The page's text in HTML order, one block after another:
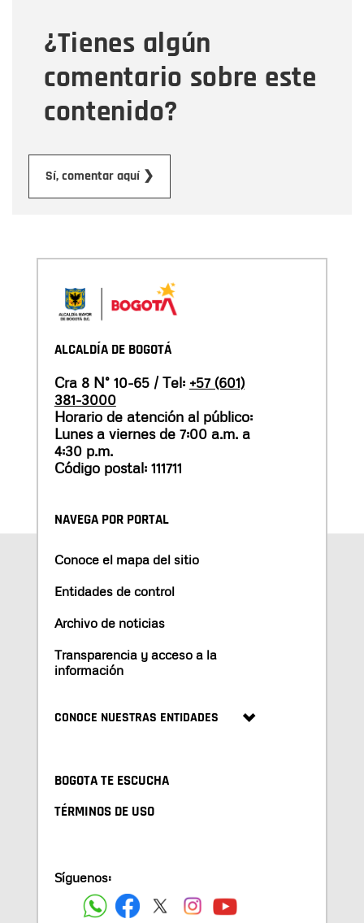
¿Tienes algún
comentario sobre este
contenido?
Sí, comentar aquí ❯
Mensaje
ALCALDÍA DE BOGOTÁ
Cra 8 N° 10-65 / Tel: +57 (601)
381-3000
Horario de atención al público:
Lunes a viernes de 7:00 a.m. a
4:30 p.m.
Código postal: 111711
NAVEGA POR PORTAL
Conoce el mapa del sitio
Entidades de control
Archivo de noticias
Transparencia y acceso a la
información
CONOCE NUESTRAS ENTIDADES
BOGOTA TE ESCUCHA
TÉRMINOS DE USO
Síguenos: